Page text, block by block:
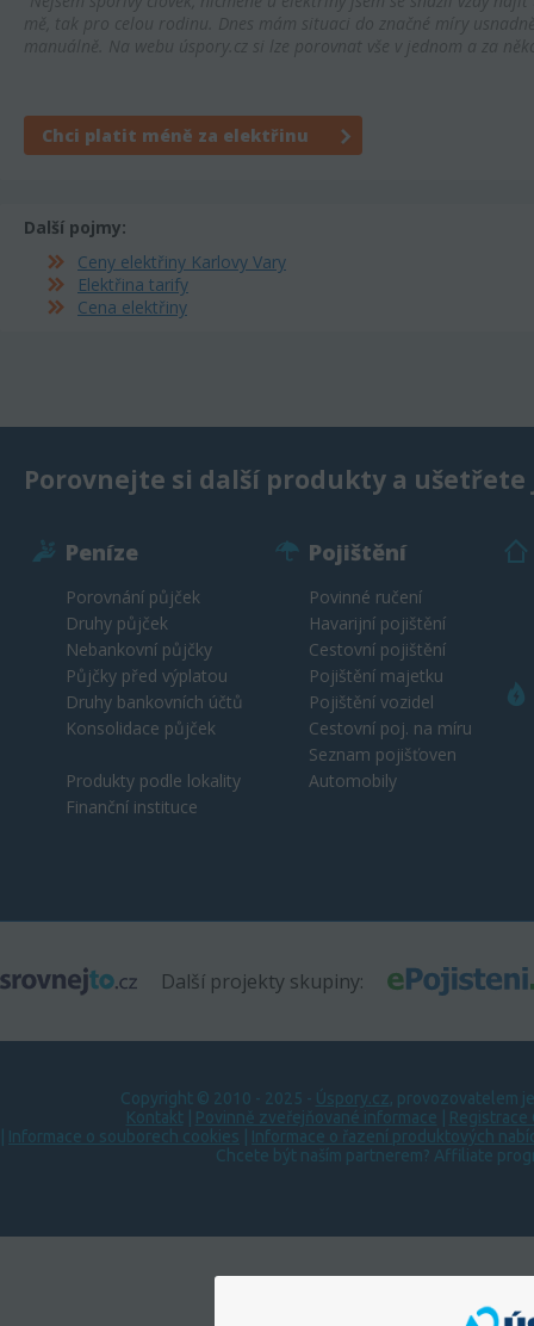
Chci platit méně za elektřinu
Další pojmy:
Ceny elektřiny Karlovy Vary
Elektřina tarify
Cena elektřiny
Porovnejte si další produkty a ušetřete
Peníze
Porovnání půjček
Druhy půjček
Nebankovní půjčky
Půjčky před výplatou
Druhy bankovních účtů
Konsolidace půjček
Produkty podle lokality
Finanční instituce
Pojištění
Povinné ručení
Havarijní pojištění
Cestovní pojištění
Pojištění majetku
Pojištění vozidel
Cestovní poj. na míru
Seznam pojišťoven
Automobily
Další projekty skupiny:
Copyright © 2010 - 2025 - Úspory.cz, provozovatelem
Kontakt
Povinně zveřejňované informace
Registrace
Informace o souborech cookies
Informace o řazení produktových
Chcete být naším partnerem? Affiliate